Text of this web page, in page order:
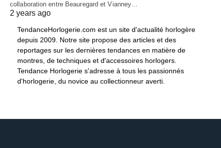
collaboration entre Beauregard et Vianney…
2 years ago
TendanceHorlogerie.com est un site d'actualité horlogère
depuis 2009. Notre site propose des articles et des
reportages sur les dernières tendances en matière de
montres, de techniques et d'accessoires horlogers.
Tendance Horlogerie s'adresse à tous les passionnés
d'horlogerie, du novice au collectionneur averti.